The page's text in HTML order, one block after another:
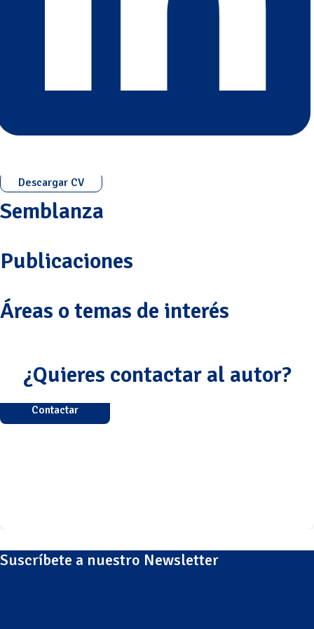
Descargar CV
Semblanza
Publicaciones
Áreas o temas de interés
¿Quieres contactar al autor?
Contactar
Suscríbete a nuestro Newsletter